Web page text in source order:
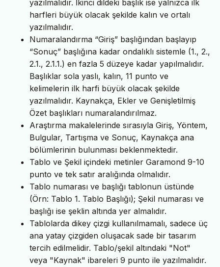
yazılmalıdır. İkinci dildeki başlık ise yalnızca ilk
harfleri büyük olacak şekilde kalın ve ortalı
yazılmalıdır.
Numaralandırma “Giriş” başlığından başlayıp
“Sonuç” başlığına kadar ondalıklı sistemle (1., 2.,
2.1., 2.1.1.) en fazla 5 düzeye kadar yapılmalıdır.
Başlıklar sola yaslı, kalın, 11 punto ve
kelimelerin ilk harfi büyük olacak şekilde
yazılmalıdır. Kaynakça, Ekler ve Genişletilmiş
Özet başlıkları numaralandırılmaz.
Araştırma makalelerinde sırasıyla Giriş, Yöntem,
Bulgular, Tartışma ve Sonuç, Kaynakça ana
bölümlerinin bulunması beklenmektedir.
Tablo ve Şekil içindeki metinler Garamond 9-10
punto ve tek satır aralığında olmalıdır.
Tablo numarası ve başlığı tablonun üstünde
(Örn: Tablo 1. Tablo Başlığı); Şekil numarası ve
başlığı ise şeklin altında yer almalıdır.
Tablolarda dikey çizgi kullanılmamalı, sadece üç
ana yatay çizgiden oluşacak sade bir tasarım
tercih edilmelidir. Tablo/şekil altındaki "Not"
veya "Kaynak" ibareleri 9 punto ile yazılmalıdır.